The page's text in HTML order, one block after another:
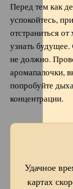
Перед тем как
успокойтесь,
отстраниться
узнать
не должно.
аромапалочки,
попробуйте
концентрации.
Удачное
картах